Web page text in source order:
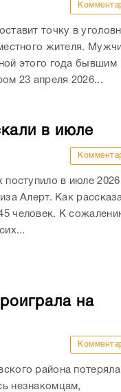
точку в
жителя.
этого года бывшим
23 апреля 2026...
в июле
поступило в июле 2026
Алерт. Как
человек. К
на
района
незнакомцам,